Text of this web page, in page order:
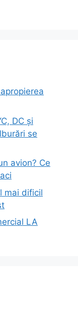
DC și
se
avion? Ce
mai dificil
LA